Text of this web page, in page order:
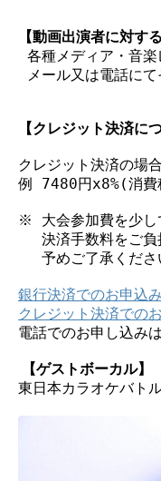
【動画出演者に対す
各種メディア・音
メール又は電話に
【クレジット決済に
クレジット決済の場
例 7480円x8%(消
※ 大会参加費を少し
決済手数料をご負
予めご了承くださ
銀行決済でのお申込
クレジット決済での
電話でのお申し込
【ゲストボーカル】
東日本カラオケバト